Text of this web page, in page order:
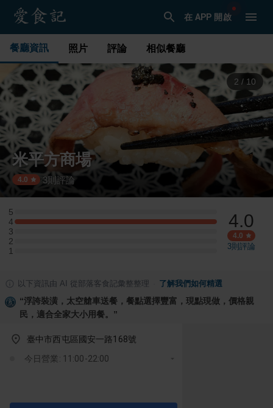
在 APP 開啟
餐廳資訊 照片 評論 相似餐廳
3 / 10
米平方商場
4.0 · 3則評論
5
5 星：0 則評論
4
4 星：1 則評論
3
3 星：0 則評論
2
2 星：0 則評論
1
1 星：0 則評論
4.0
4.0
3則評論
以下資訊由 AI 從部落客食記彙整整理 了解我們如何精選
“浮誇裝潢，太空艙車送餐，餐點選擇豐富，現點現做，價格親
民，適合全家大小用餐。 ”
臺中市西屯區國安一路168號
今日營業: 11:00-22:00